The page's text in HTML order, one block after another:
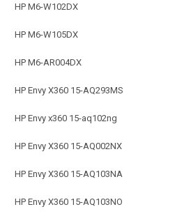
HP M6-W102DX
HP M6-W105DX
HP M6-AR004DX
HP Envy X360 15-AQ293MS
HP Envy x360 15-aq102ng
HP Envy X360 15-AQ002NX
HP Envy X360 15-AQ103NA
HP Envy X360 15-AQ103NO